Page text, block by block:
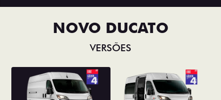
NOVO DUCATO
VERSÕES